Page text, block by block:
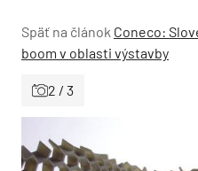
Späť na článok Coneco:
boom v oblasti výstavby
2 / 3